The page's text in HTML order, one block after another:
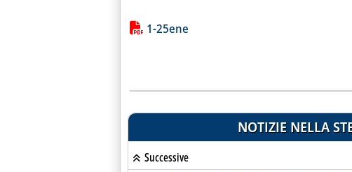
Lista allegati PDF alla notizia
1-25ene
NOTIZIE NELLA
Successive